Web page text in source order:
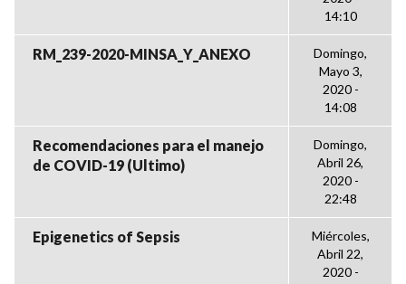
14:10
RM_239-2020-MINSA_Y_ANEXO
Domingo,
Mayo 3,
2020 -
14:08
Recomendaciones para el manejo
de COVID-19 (Ultimo)
Domingo,
Abril 26,
2020 -
22:48
Epigenetics of Sepsis
Miércoles,
Abril 22,
2020 -